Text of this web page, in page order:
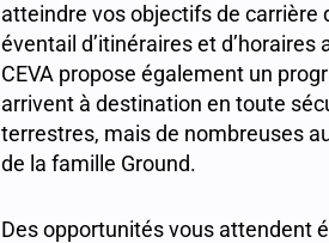
atteindre vos objectifs de
éventail d’itinéraires et
CEVA propose également un
arrivent à destination en toute
terrestres, mais de nombreuses
de la famille Ground.
Des opportunités vous attendent